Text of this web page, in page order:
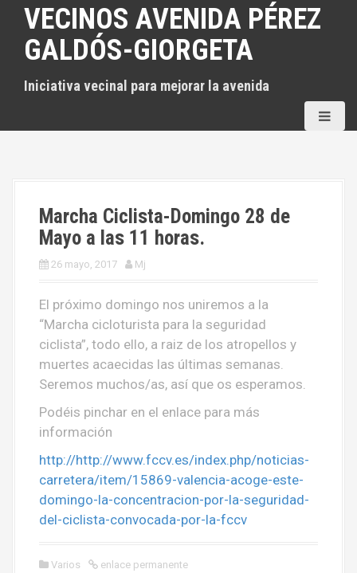
a
VECINOS AVENIDA PÉREZ
GALDÓS-GIORGETA
Iniciativa vecinal para mejorar la avenida
Marcha Ciclista-Domingo 28 de
Mayo a las 11 horas.
26 mayo, 2017 Mj
El próximo domingo nos uniremos a la
“Marcha cicloturista para la seguridad
ciclista”, todo ello, a raiz de los atropellos y
muertes acaecidas las últimas semanas.
Seremos muchos/as, así que os esperamos.
Podéis pinchar en el enlace para más
información
http://http://www.fccv.es/index.php/noticias-
carretera/item/15869-valencia-acoge-este-
domingo-la-concentracion-por-la-seguridad-
del-ciclista-convocada-por-la-fccv
Varios enlace permanente